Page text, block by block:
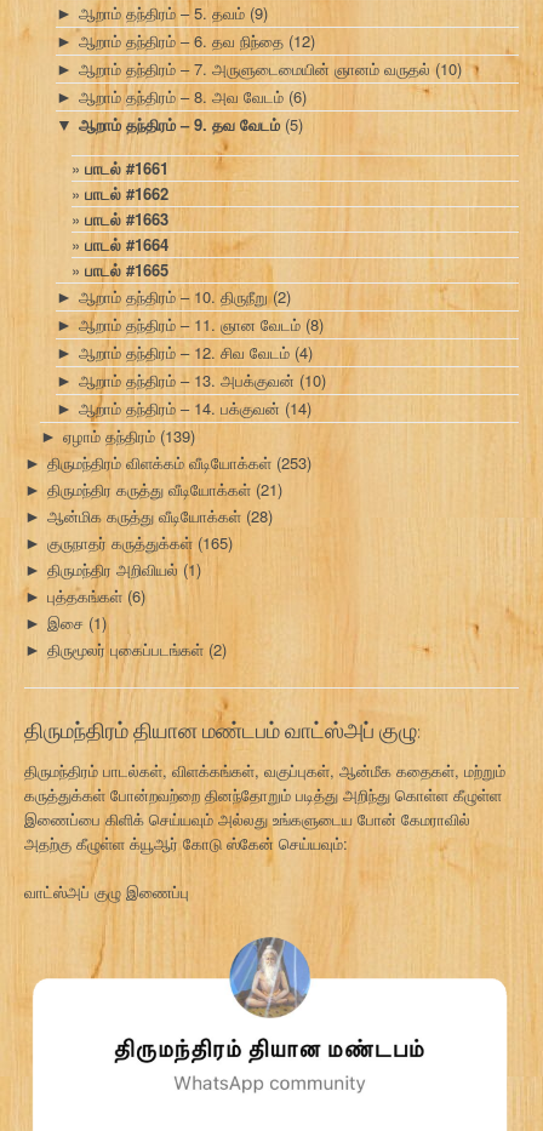
► ஆறாம் தந்திரம் – 5. தவம் (9)
► ஆறாம் தந்திரம் – 6. தவ நிந்தை (12)
► ஆறாம் தந்திரம் – 7. அருளுடைமையின் ஞானம் வருதல் (10)
► ஆறாம் தந்திரம் – 8. அவ வேடம் (6)
▼ ஆறாம் தந்திரம் – 9. தவ வேடம்(5)
பாடல் #1661
பாடல் #1662
பாடல் #1663
பாடல் #1664
பாடல் #1665
► ஆறாம் தந்திரம் – 10. திருநீறு (2)
► ஆறாம் தந்திரம் – 11. ஞான வேடம் (8)
► ஆறாம் தந்திரம் – 12. சிவ வேடம் (4)
► ஆறாம் தந்திரம் – 13. அபக்குவன் (10)
► ஆறாம் தந்திரம் – 14. பக்குவன் (14)
► ஏழாம் தந்திரம் (139)
► திருமந்திரம் விளக்கம் வீடியோக்கள் (253)
► திருமந்திர கருத்து வீடியோக்கள் (21)
► ஆன்மிக கருத்து வீடியோக்கள் (28)
► குருநாதர் கருத்துக்கள் (165)
► திருமந்திர அறிவியல் (1)
► புத்தகங்கள் (6)
► இசை (1)
► திருமூலர் புகைப்படங்கள் (2)
திருமந்திரம் தியான மண்டபம் வாட்ஸ்அப் குழு:
திருமந்திரம் பாடல்கள், விளக்கங்கள், வகுப்புகள், ஆன்மீக கதைகள், மற்றும்
கருத்துக்கள் போன்றவற்றை தினந்தோறும் படித்து அறிந்து கொள்ள கீழுள்ள
இணைப்பை கிளிக் செய்யவும் அல்லது உங்களுடைய போன் கேமராவில்
அதற்கு கீழுள்ள க்யூஆர் கோடு ஸ்கேன் செய்யவும்:
வாட்ஸ்அப் குழு இணைப்பு